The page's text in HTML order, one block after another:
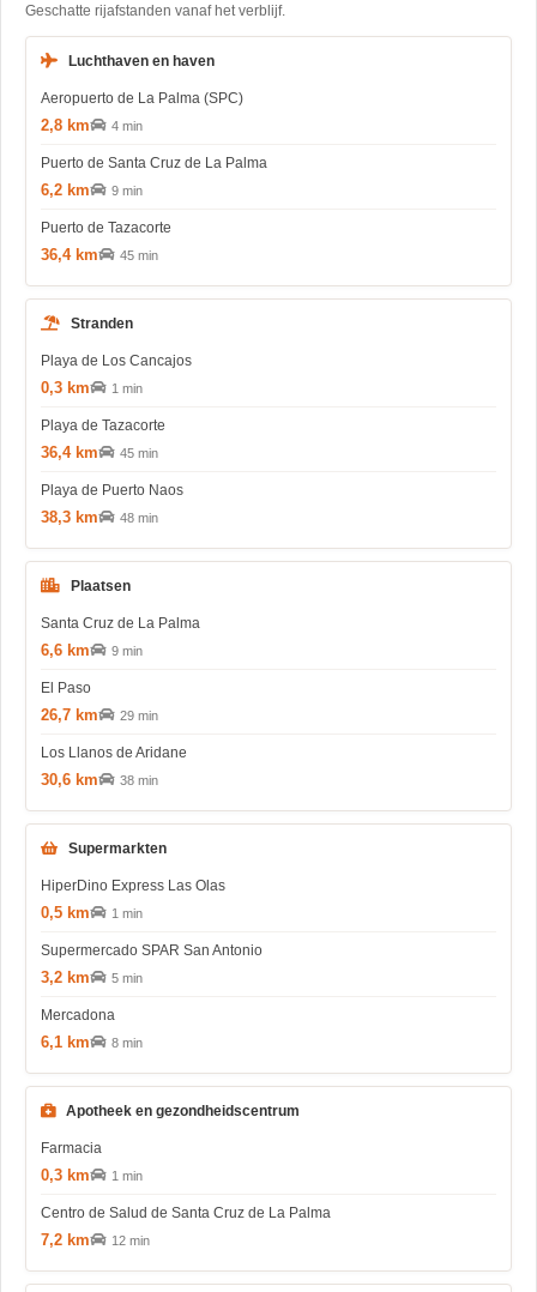
Geschatte rijafstanden vanaf het verblijf.
Luchthaven en haven
Aeropuerto de La Palma (SPC)
2,8 km 4 min
Puerto de Santa Cruz de La Palma
6,2 km 9 min
Puerto de Tazacorte
36,4 km 45 min
Stranden
Playa de Los Cancajos
0,3 km 1 min
Playa de Tazacorte
36,4 km 45 min
Playa de Puerto Naos
38,3 km 48 min
Plaatsen
Santa Cruz de La Palma
6,6 km 9 min
El Paso
26,7 km 29 min
Los Llanos de Aridane
30,6 km 38 min
Supermarkten
HiperDino Express Las Olas
0,5 km 1 min
Supermercado SPAR San Antonio
3,2 km 5 min
Mercadona
6,1 km 8 min
Apotheek en gezondheidscentrum
Farmacia
0,3 km 1 min
Centro de Salud de Santa Cruz de La Palma
7,2 km 12 min